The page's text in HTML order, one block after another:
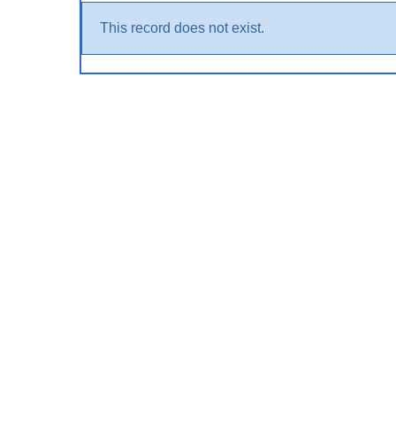
This record does not exist.